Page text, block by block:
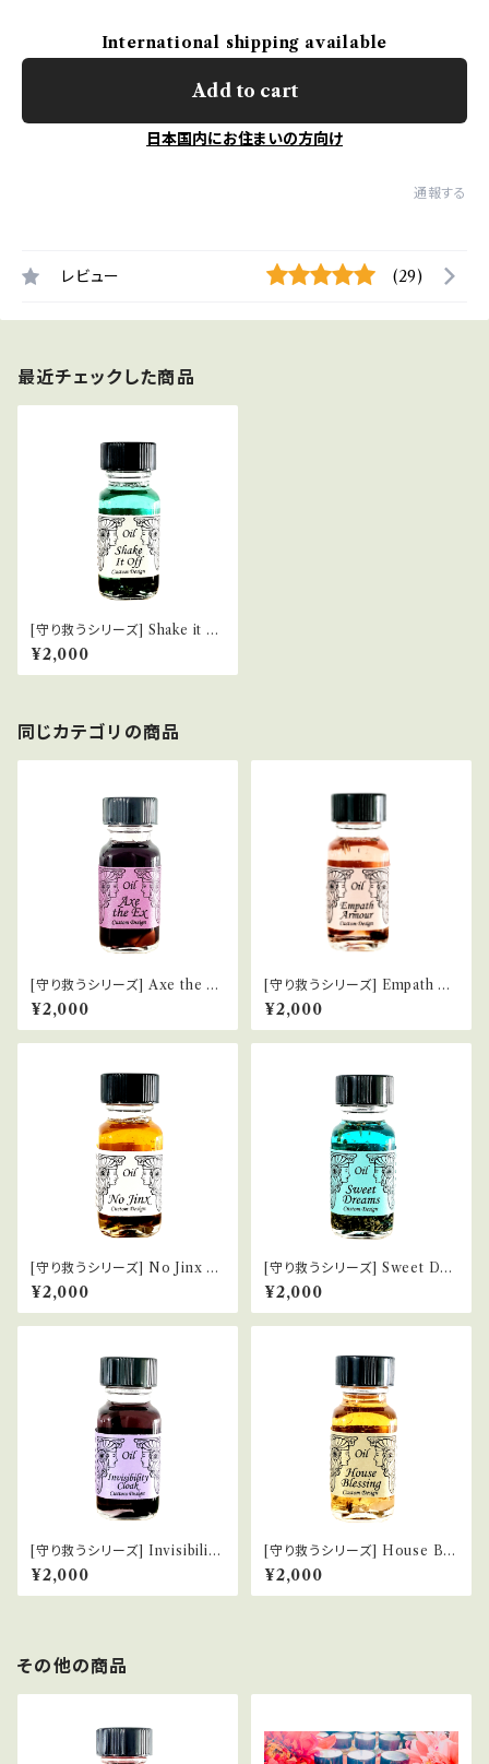
International shipping available
Add to cart
日本国内にお住まいの方向け
通報する
レビュー (29)
最近チェックした商品
[守り救うシリーズ] Shake it of
f 呪縛を解く
¥2,000
同じカテゴリの商品
[守り救うシリーズ] Axe the Ex
元ダン元カノの縁切り
¥2,000
[守り救うシリーズ] Empath Ar
mour エンパスの防御服
¥2,000
[守り救うシリーズ] No Jinx ジ
ンクスを消す
¥2,000
[守り救うシリーズ] Sweet Dre
ams 良い夢
¥2,000
[守り救うシリーズ] Invisibility
Cloak 透明マント
¥2,000
[守り救うシリーズ] House Ble
ssing 家のお清め
¥2,000
その他の商品